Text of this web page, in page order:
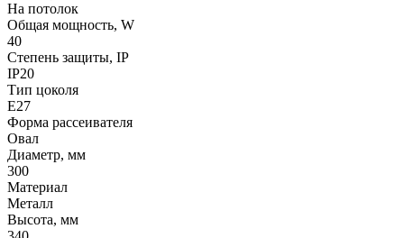
На потолок
Общая мощность, W
40
Степень защиты, IP
IP20
Тип цоколя
E27
Форма рассеивателя
Овал
Диаметр, мм
300
Материал
Металл
Высота, мм